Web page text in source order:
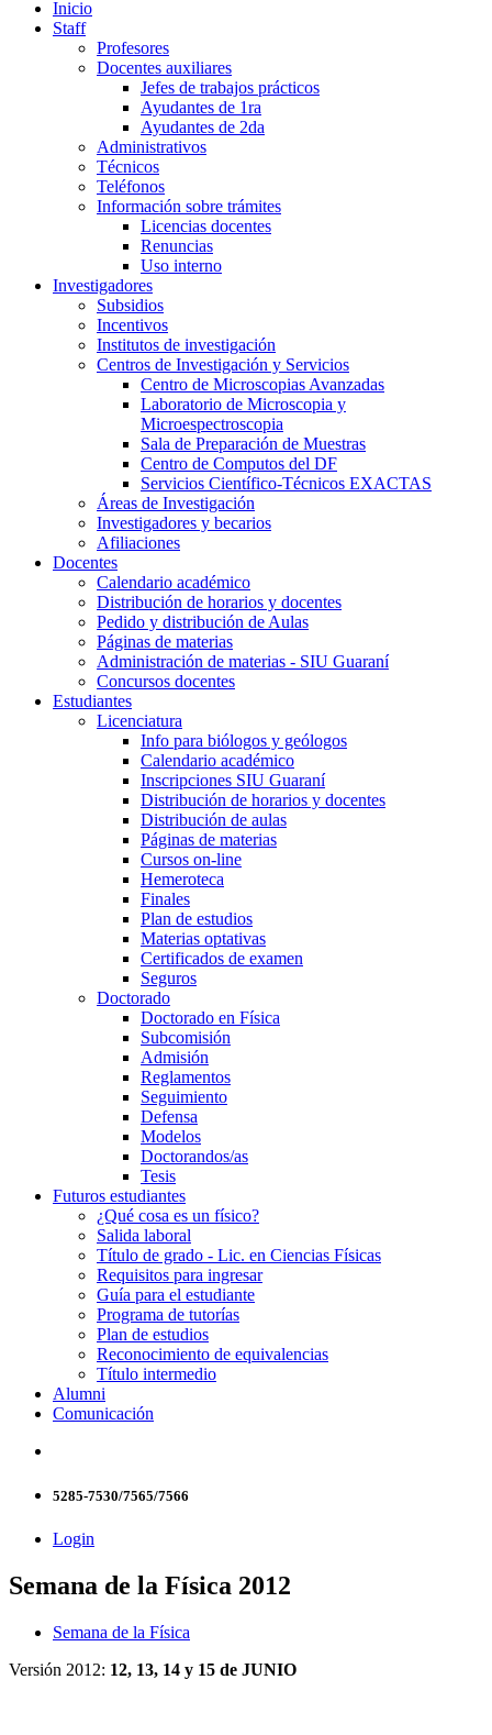
Inicio
Staff
Profesores
Docentes auxiliares
Jefes de trabajos prácticos
Ayudantes de 1ra
Ayudantes de 2da
Administrativos
Técnicos
Teléfonos
Información sobre trámites
Licencias docentes
Renuncias
Uso interno
Investigadores
Subsidios
Incentivos
Institutos de investigación
Centros de Investigación y Servicios
Centro de Microscopias Avanzadas
Laboratorio de Microscopia y
Microespectroscopia
Sala de Preparación de Muestras
Centro de Computos del DF
Servicios Científico-Técnicos EXACTAS
Áreas de Investigación
Investigadores y becarios
Afiliaciones
Docentes
Calendario académico
Distribución de horarios y docentes
Pedido y distribución de Aulas
Páginas de materias
Administración de materias - SIU Guaraní
Concursos docentes
Estudiantes
Licenciatura
Info para biólogos y geólogos
Calendario académico
Inscripciones SIU Guaraní
Distribución de horarios y docentes
Distribución de aulas
Páginas de materias
Cursos on-line
Hemeroteca
Finales
Plan de estudios
Materias optativas
Certificados de examen
Seguros
Doctorado
Doctorado en Física
Subcomisión
Admisión
Reglamentos
Seguimiento
Defensa
Modelos
Doctorandos/as
Tesis
Futuros estudiantes
¿Qué cosa es un físico?
Salida laboral
Título de grado - Lic. en Ciencias Físicas
Requisitos para ingresar
Guía para el estudiante
Programa de tutorías
Plan de estudios
Reconocimiento de equivalencias
Título intermedio
Alumni
Comunicación
5285-7530/7565/7566
Login
Semana de la Física 2012
Semana de la Física
Versión 2012: 12, 13, 14 y 15 de JUNIO